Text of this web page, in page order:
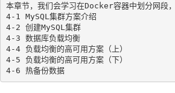
本章节，我们会学习在Docker容器中划分网段
4-1 MySQL集群方案介绍
4-2 创建MySQL集群
4-3 数据库负载均衡
4-4 负载均衡的高可用方案（上）
4-5 负载均衡的高可用方案（下）
4-6 热备份数据